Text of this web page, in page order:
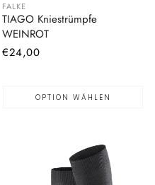
FALKE
TIAGO Kniestrümpfe
WEINROT
Normaler
€24,00
OPTION WÄHLEN